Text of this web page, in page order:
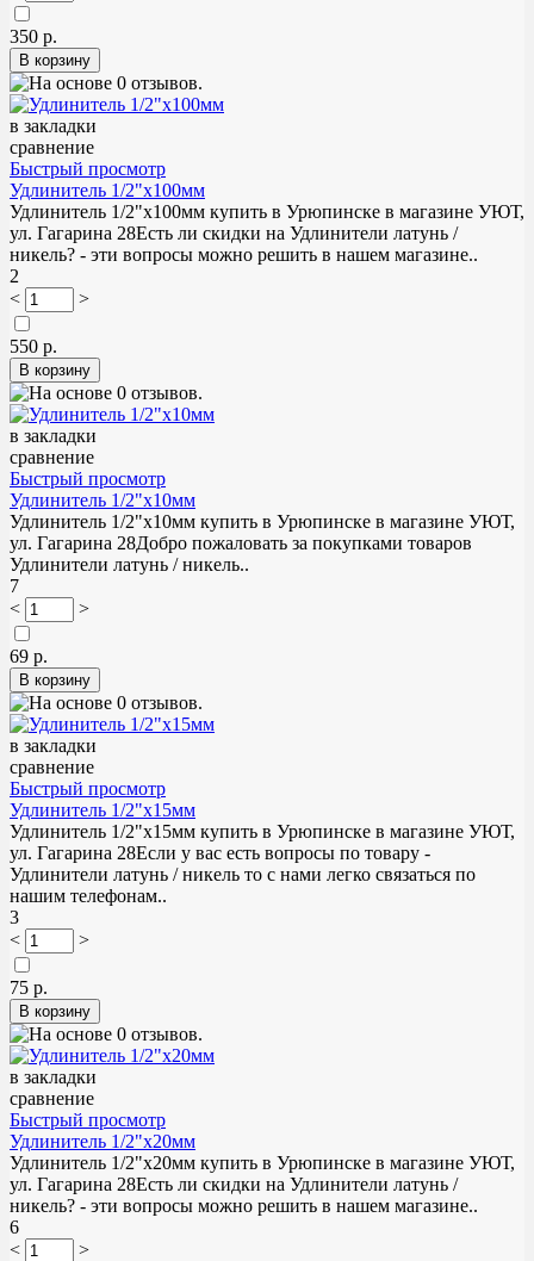
350 р.
в закладки
сравнение
Быстрый просмотр
Удлинитель 1/2"х100мм
Удлинитель 1/2"х100мм купить в Урюпинске в магазине УЮТ,
ул. Гагарина 28Есть ли скидки на Удлинители латунь /
никель? - эти вопросы можно решить в нашем магазине..
2
<
>
550 р.
в закладки
сравнение
Быстрый просмотр
Удлинитель 1/2"х10мм
Удлинитель 1/2"х10мм купить в Урюпинске в магазине УЮТ,
ул. Гагарина 28Добро пожаловать за покупками товаров
Удлинители латунь / никель..
7
<
>
69 р.
в закладки
сравнение
Быстрый просмотр
Удлинитель 1/2"х15мм
Удлинитель 1/2"х15мм купить в Урюпинске в магазине УЮТ,
ул. Гагарина 28Если у вас есть вопросы по товару -
Удлинители латунь / никель то с нами легко связаться по
нашим телефонам..
3
<
>
75 р.
в закладки
сравнение
Быстрый просмотр
Удлинитель 1/2"х20мм
Удлинитель 1/2"х20мм купить в Урюпинске в магазине УЮТ,
ул. Гагарина 28Есть ли скидки на Удлинители латунь /
никель? - эти вопросы можно решить в нашем магазине..
6
<
>